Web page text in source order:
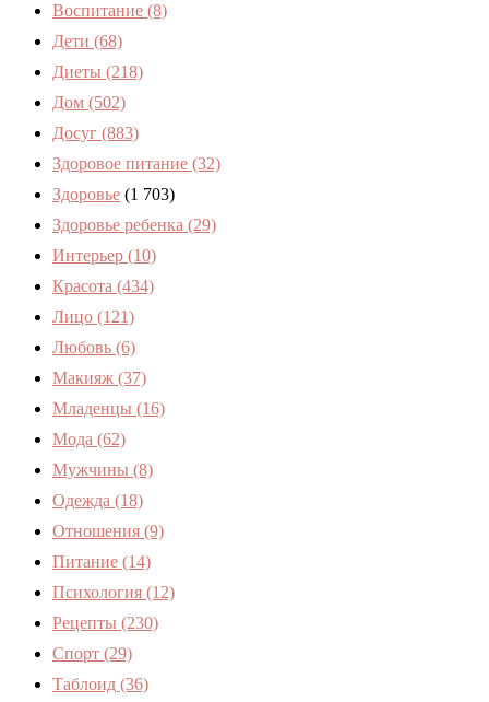
Воспитание (8)
Дети (68)
Диеты (218)
Дом (502)
Досуг (883)
Здоровое питание (32)
Здоровье (1 703)
Здоровье ребенка (29)
Интерьер (10)
Красота (434)
Лицо (121)
Любовь (6)
Макияж (37)
Младенцы (16)
Мода (62)
Мужчины (8)
Одежда (18)
Отношения (9)
Питание (14)
Психология (12)
Рецепты (230)
Спорт (29)
Таблоид (36)